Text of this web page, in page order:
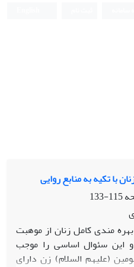
با تکیه به منابع روایی
115-133
مندی کامل زنان از موهبت
این سئوال اساسی را موجب
(علیهم السلام) زن دارای